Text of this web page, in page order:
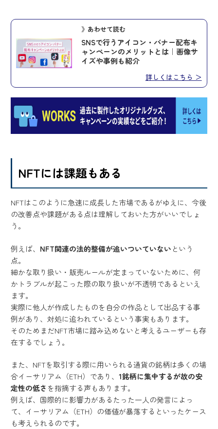
》あわせて読む
SNSで行うアイコン・バナー配布キ
ャンペーンのメリットとは｜画像サ
イズや事例も紹介
詳しくはこちら ＞
NFTには課題もある
NFTはこのように急速に成長した市場であるがゆえに、今後
の改善点や課題がある点は理解しておいた方がいいでしょ
う。
例えば、 NFT関連の法的整備が追いついていない という
点。
細かな取り扱い・販売ルールが定まっていないために、何
かトラブルが起こった際の取り扱いが不透明であるといえ
ます。
実際に他人が作成したものを自分の作品として出品する事
例があり、対処に追われているという事実もあります。
そのためまだNFT市場に踏み込めないと考えるユーザーも存
在するでしょう。
また、NFTを取引する際に用いられる通貨の銘柄は多くの場
合イーサリアム（ETH）であり、1銘柄に集中するが故の安
定性の低さ を指摘する声もあります。
例えば、国際的に影響力があるたった一人の発言によっ
て、イーサリアム（ETH）の価値が暴落するといったケース
も考えられるのです。